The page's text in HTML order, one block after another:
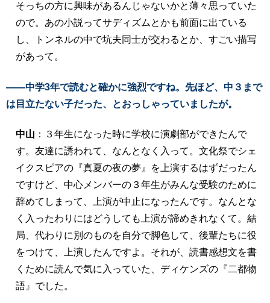
そっちの方に興味があるんじゃないかと薄々思っていた
ので。あの小説ってサディズムとかも前面に出ている
し、トンネルの中で坑夫同士が交わるとか、すごい描写
があって。
――中学3年で読むと確かに強烈ですね。先ほど、中３まで
は目立たない子だった、とおっしゃっていましたが。
中山 ：３年生になった時に学校に演劇部ができたんで
す。友達に誘われて、なんとなく入って。文化祭でシェ
イクスピアの『真夏の夜の夢』を上演するはずだったん
ですけど、中心メンバーの３年生がみんな受験のために
辞めてしまって、上演が中止になったんです。なんとな
く入ったわりにはどうしても上演が諦めきれなくて。結
局、代わりに別のものを自分で脚色して、後輩たちに役
をつけて、上演したんですよ。それが、読書感想文を書
くために読んで気に入っていた、ディケンズの『二都物
語』でした。